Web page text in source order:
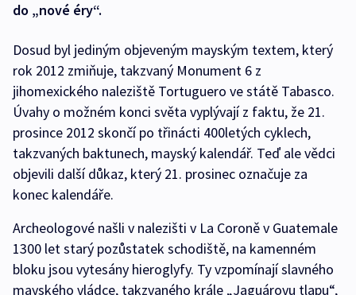
do „nové éry“.
Dosud byl jediným objeveným mayským textem, který
rok 2012 zmiňuje, takzvaný Monument 6 z
jihomexického naleziště Tortuguero ve státě Tabasco.
Úvahy o možném konci světa vyplývají z faktu, že 21.
prosince 2012 skončí po třinácti 400letých cyklech,
takzvaných baktunech, mayský kalendář. Teď ale vědci
objevili další důkaz, který 21. prosinec označuje za
konec kalendáře.
Archeologové našli v nalezišti v La Coroně v Guatemale
1300 let starý pozůstatek schodiště, na kamenném
bloku jsou vytesány hieroglyfy. Ty vzpomínají slavného
mayského vládce, takzvaného krále „Jaguárovu tlapu“,